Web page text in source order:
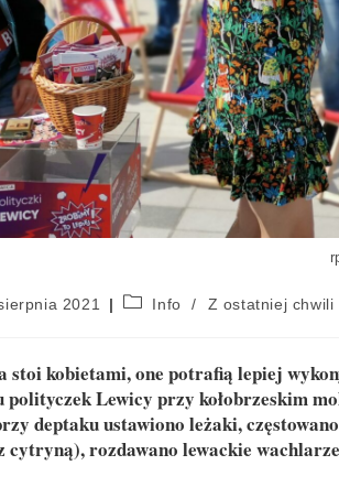
2021 Info / Z ostatniej chwili
stoi kobietami, one potrafią lepiej
Lewicy przy kołobrzeskim
deptaku ustawiono leżaki,
cytryną), rozdawano lewackie